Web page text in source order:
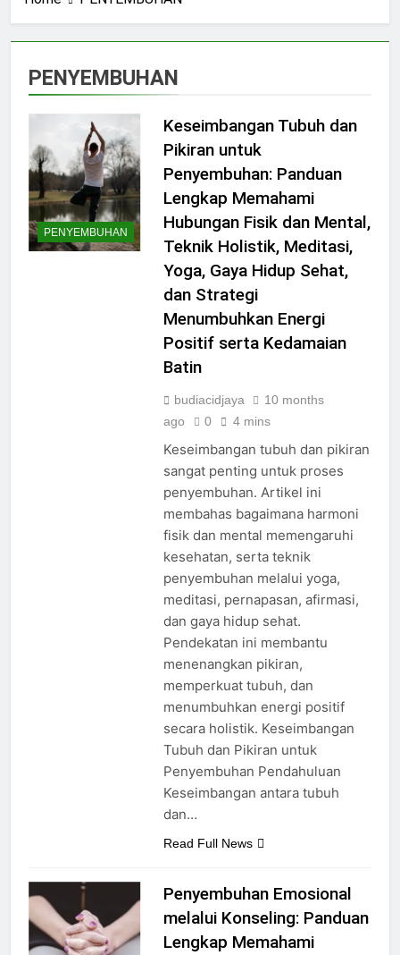
PENYEMBUHAN
PENYEMBUHAN
Keseimbangan Tubuh dan
Pikiran untuk
Penyembuhan: Panduan
Lengkap Memahami
Hubungan Fisik dan Mental,
Teknik Holistik, Meditasi,
Yoga, Gaya Hidup Sehat,
dan Strategi
Menumbuhkan Energi
Positif serta Kedamaian
Batin
budiacidjaya
10 months
ago
0 4 mins
Keseimbangan tubuh dan pikiran
sangat penting untuk proses
penyembuhan. Artikel ini
membahas bagaimana harmoni
fisik dan mental memengaruhi
kesehatan, serta teknik
penyembuhan melalui yoga,
meditasi, pernapasan, afirmasi,
dan gaya hidup sehat.
Pendekatan ini membantu
menenangkan pikiran,
memperkuat tubuh, dan
menumbuhkan energi positif
secara holistik. Keseimbangan
Tubuh dan Pikiran untuk
Penyembuhan Pendahuluan
Keseimbangan antara tubuh
dan…
Read Full News
Penyembuhan Emosional
melalui Konseling: Panduan
Lengkap Memahami